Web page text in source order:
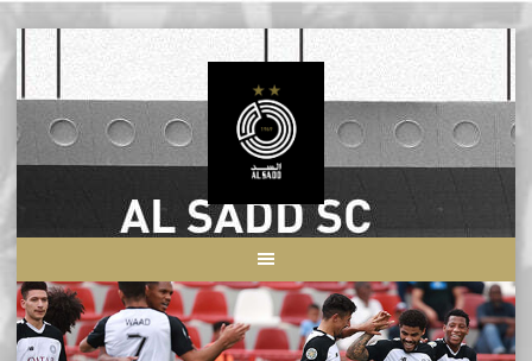
Skip
content